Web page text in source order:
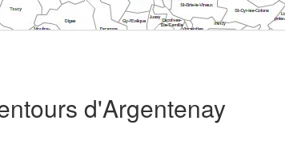
d'Argentenay